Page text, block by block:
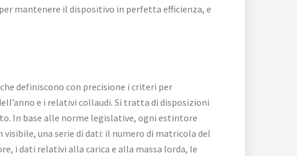
mantenere il dispositivo in perfetta efficienza, e
definiscono con precisione i criteri per
e i relativi collaudi. Si tratta di disposizioni
In base alle norme legislative, ogni estintore
una serie di dati: il numero di matricola del
i dati relativi alla carica e alla massa lorda, le